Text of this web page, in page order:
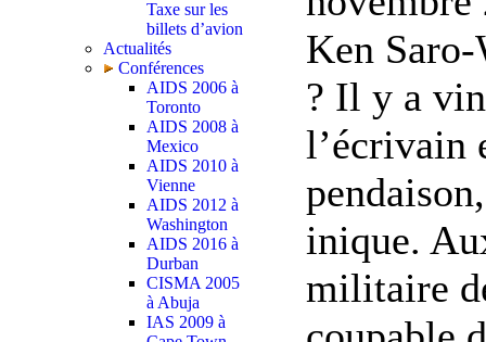
Taxe sur les
billets d’avion
Actualités
Conférences
AIDS 2006 à
Toronto
AIDS 2008 à
Mexico
AIDS 2010 à
Vienne
AIDS 2012 à
Washington
AIDS 2016 à
Durban
CISMA 2005
à Abuja
IAS 2009 à
Ken
? Il y a
l’écrivain
inique.
militaire